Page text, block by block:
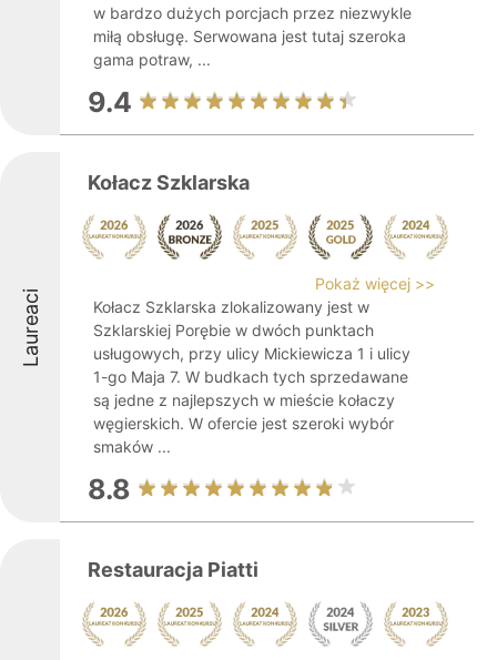
w bardzo dużych porcjach przez niezwykle
miłą obsługę. Serwowana jest tutaj szeroka
gama potraw, ...
9.4
Laureaci
Kołacz Szklarska
Pokaż więcej >>
Kołacz Szklarska zlokalizowany jest w
Szklarskiej Porębie w dwóch punktach
usługowych, przy ulicy Mickiewicza 1 i ulicy
1-go Maja 7. W budkach tych sprzedawane
są jedne z najlepszych w mieście kołaczy
węgierskich. W ofercie jest szeroki wybór
smaków ...
8.8
Restauracja Piatti